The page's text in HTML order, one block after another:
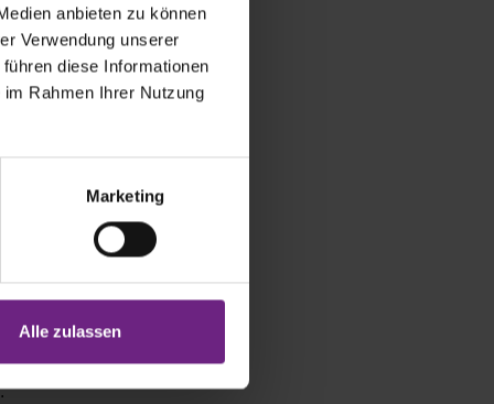
anbieten zu können
Verwendung unserer
diese Informationen
Rahmen Ihrer Nutzung
Marketing
Alle zulassen
eine
in
Das
mehrere